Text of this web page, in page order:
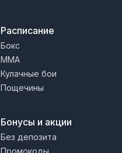
Расписание
Бокс
MMA
Кулачные бои
Пощечины
Бонусы и акции
Без депозита
Промокоды